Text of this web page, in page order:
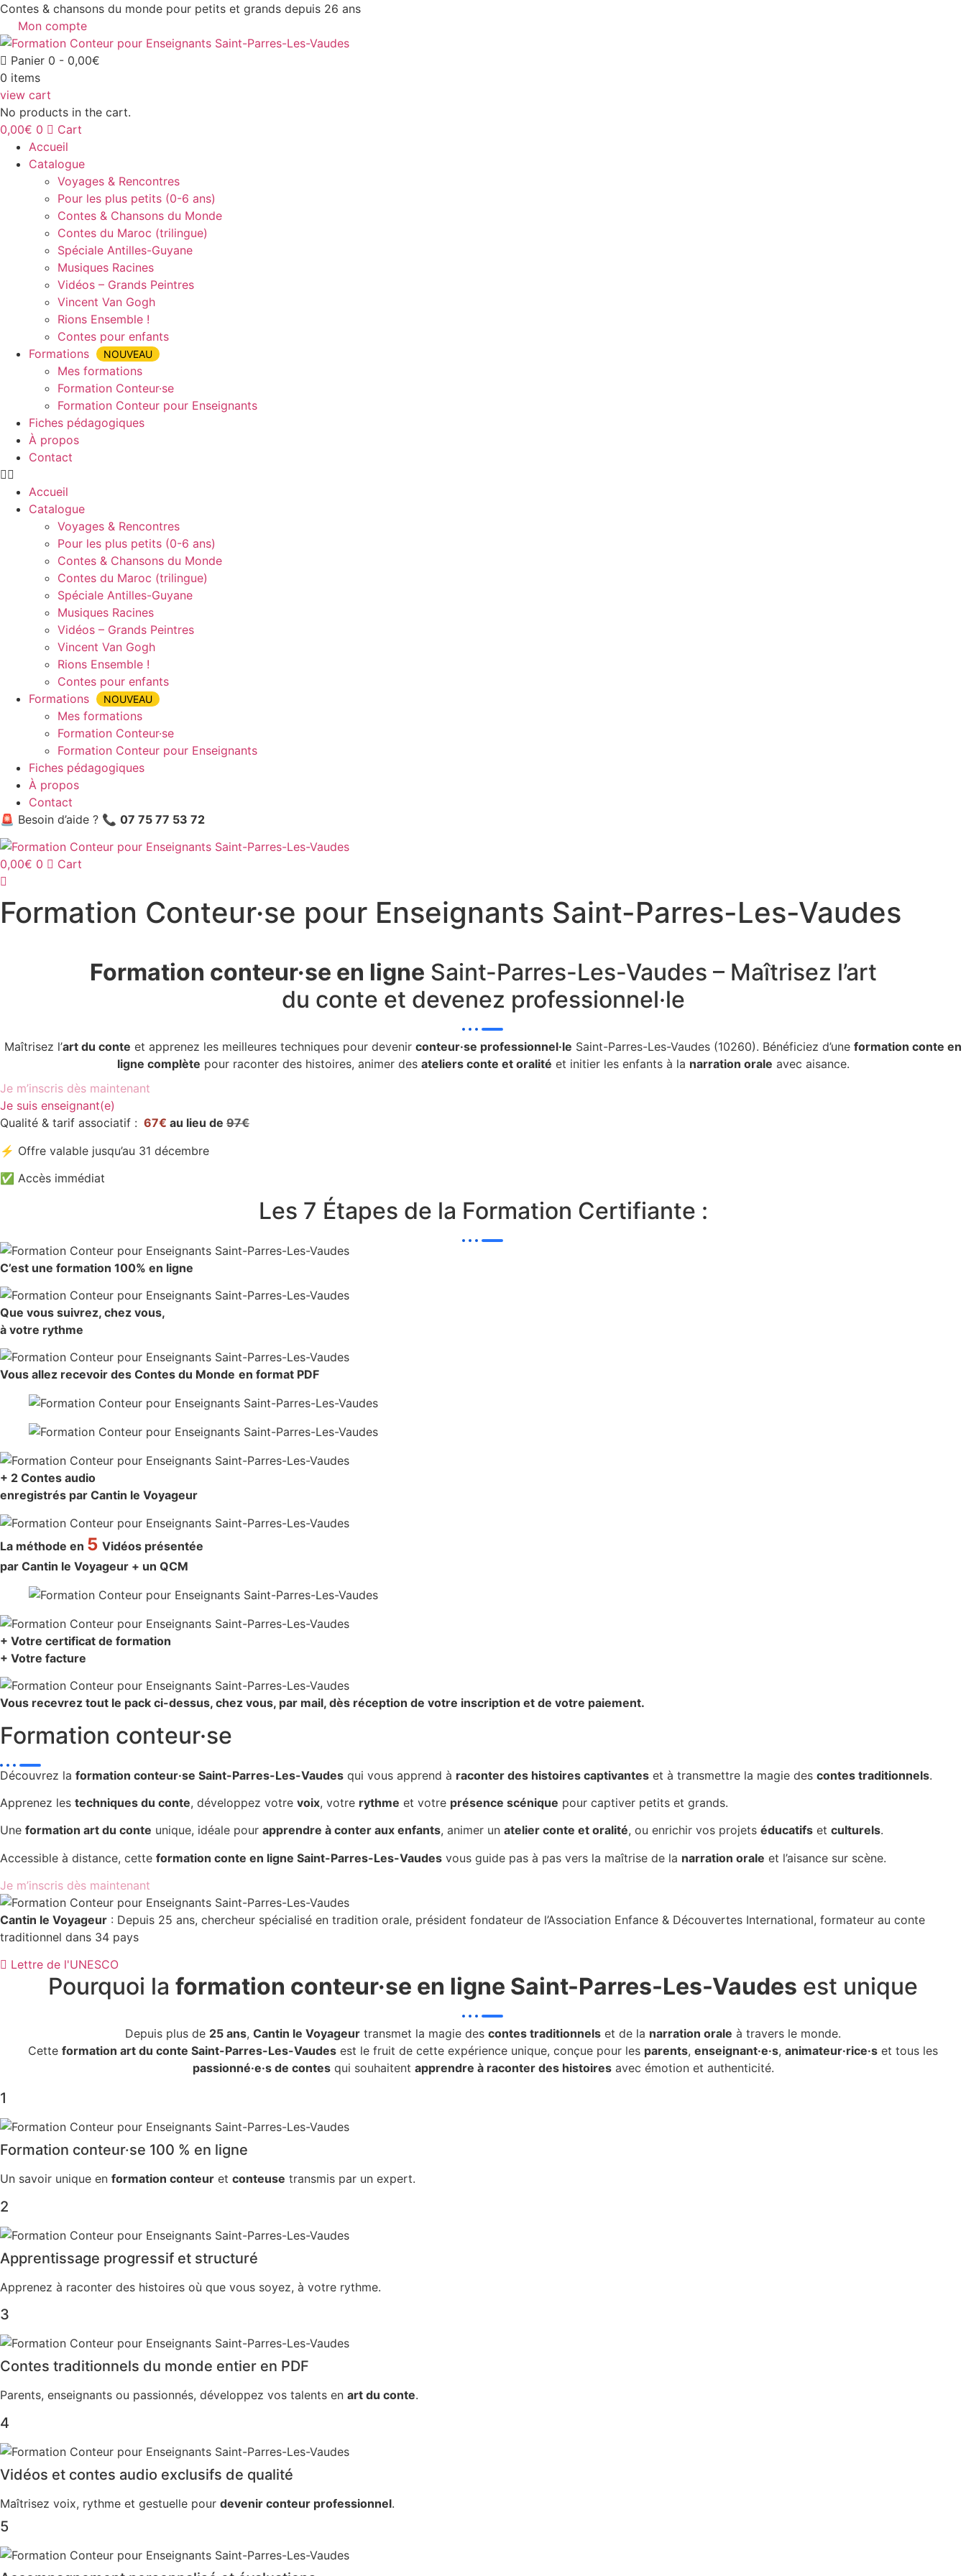
Aller
contenu
Contes & chansons du monde pour petits et grands depuis 26 ans
Mon compte
Panier 0 - 0,00€
0 items
view cart
No products in the cart.
0,00€ 0
Cart
Accueil
Catalogue
Voyages & Rencontres
Pour les plus petits (0-6 ans)
Contes & Chansons du Monde
Contes du Maroc (trilingue)
Spéciale Antilles-Guyane
Musiques Racines
Vidéos – Grands Peintres
Vincent Van Gogh
Rions Ensemble !
Contes pour enfants
Formations
NOUVEAU
Mes formations
Formation Conteur·se
Formation Conteur pour Enseignants
Fiches pédagogiques
À propos
Contact
Accueil
Catalogue
Voyages & Rencontres
Pour les plus petits (0-6 ans)
Contes & Chansons du Monde
Contes du Maroc (trilingue)
Spéciale Antilles-Guyane
Musiques Racines
Vidéos – Grands Peintres
Vincent Van Gogh
Rions Ensemble !
Contes pour enfants
Formations
NOUVEAU
Mes formations
Formation Conteur·se
Formation Conteur pour Enseignants
Fiches pédagogiques
À propos
Contact
🚨 Besoin d’aide ? 📞 07 75 77 53 72
0,00€ 0 Cart
Formation Conteur·se pour Enseignants Saint-Parres-Les-Vaudes
Formation conteur·se en ligne Saint-Parres-Les-Vaudes – Maîtrisez l’art
du conte et devenez professionnel·le
Maîtrisez l’art du conte et apprenez les meilleures techniques pour devenir conteur·se professionnel·le Saint-Parres-Les-Vaudes (10260). Bénéficiez d’une formation conte en
ligne complète pour raconter des histoires, animer des ateliers conte et oralité et initier les enfants à la narration orale avec aisance.
Je m’inscris dès maintenant
Je suis enseignant(e)
Qualité & tarif associatif : 67€ au lieu de 97€
⚡ Offre valable jusqu’au 31 décembre
✅ Accès immédiat
Les 7 Étapes de la Formation Certifiante :
C’est une formation 100% en ligne
Que vous suivrez, chez vous,
à votre rythme
Vous allez recevoir des Contes du Monde en format PDF
+ 2 Contes audio
enregistrés par Cantin le Voyageur
La méthode en 5 Vidéos présentée
par Cantin le Voyageur + un QCM
+ Votre certificat de formation
+ Votre facture
Vous recevrez tout le pack ci-dessus, chez vous, par mail, dès réception de votre inscription et de votre paiement.
Formation conteur·se
Découvrez la formation conteur·se Saint-Parres-Les-Vaudes qui vous apprend à raconter des histoires captivantes et à transmettre la magie des contes traditionnels.
Apprenez les techniques du conte, développez votre voix, votre rythme et votre présence scénique pour captiver petits et grands.
Une formation art du conte unique, idéale pour apprendre à conter aux enfants, animer un atelier conte et oralité, ou enrichir vos projets éducatifs et culturels.
Accessible à distance, cette formation conte en ligne Saint-Parres-Les-Vaudes vous guide pas à pas vers la maîtrise de la narration orale et l’aisance sur scène.
Je m’inscris dès maintenant
Cantin le Voyageur : Depuis 25 ans, chercheur spécialisé en tradition orale, président fondateur de l’Association Enfance & Découvertes International, formateur au conte
traditionnel dans 34 pays
Lettre de l'UNESCO
Pourquoi la formation conteur·se en ligne Saint-Parres-Les-Vaudes est unique
Depuis plus de 25 ans, Cantin le Voyageur transmet la magie des contes traditionnels et de la narration orale à travers le monde.
Cette formation art du conte Saint-Parres-Les-Vaudes est le fruit de cette expérience unique, conçue pour les parents, enseignant·e·s, animateur·rice·s et tous les
passionné·e·s de contesqui souhaitent apprendre à raconter des histoiresavec émotion et authenticité.
1
Formation conteur·se 100 % en ligne
Un savoir unique en formation conteur et conteuse transmis par un expert.
2
Apprentissage progressif et structuré
Apprenez à raconter des histoires où que vous soyez, à votre rythme.
3
Contes traditionnels du monde entier en PDF
Parents, enseignants ou passionnés, développez vos talents en art du conte.
4
Vidéos et contes audio exclusifs de qualité
Maîtrisez voix, rythme et gestuelle pour devenir conteur professionnel.
5